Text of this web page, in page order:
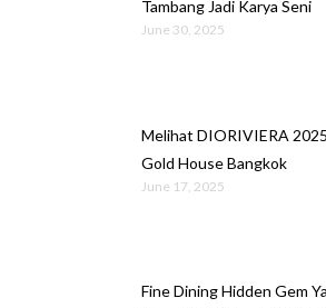
Tambang Jadi Karya Seni
June 30, 2025
Melihat DIORIVIERA
Gold House Bangkok
June 17, 2025
Fine Dining Hidden Gem